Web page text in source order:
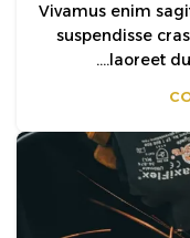
Vivamus enim
suspendisse
laoreet